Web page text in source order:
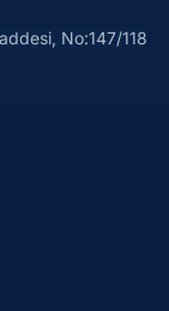
No:147/118